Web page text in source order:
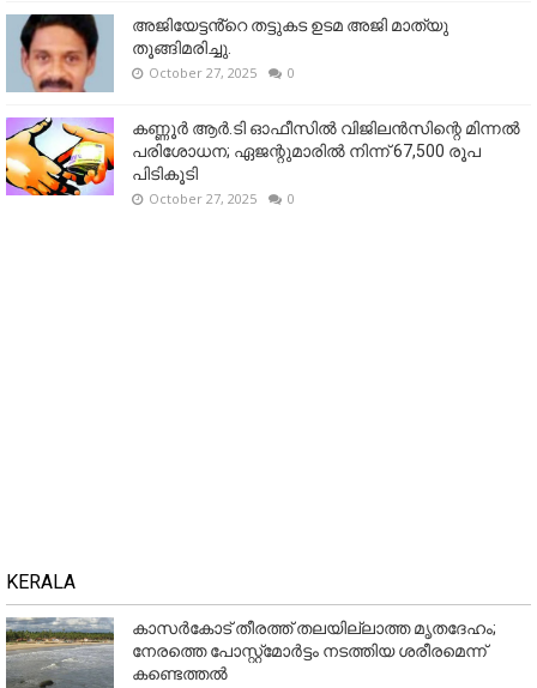
അജിയേട്ടൻ്റെ തട്ടുകട ഉടമ അജി മാത്യു
തൂങ്ങിമരിച്ചു.
October 27, 2025 0
കണ്ണൂര്‍ ആര്‍.ടി ഓഫീസില്‍ വിജിലൻസിന്റെ മിന്നല്‍
പരിശോധന; ഏജന്റുമാരില്‍ നിന്ന് 67,500 രൂപ
പിടികൂടി
October 27, 2025 0
KERALA
കാസർകോട് തീരത്ത് തലയില്ലാത്ത മൃതദേഹം;
നേരത്തെ പോസ്റ്റ്‌മോർട്ടം നടത്തിയ ശരീരമെന്ന്
കണ്ടെത്തൽ